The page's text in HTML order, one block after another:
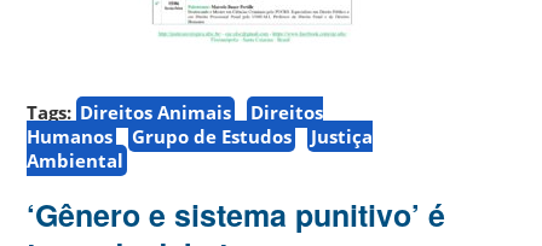
Tags: Direitos Animais
Direitos
Humanos
Grupo de Estudos
Justiça
Ambiental
‘Gênero e sistema punitivo’ é